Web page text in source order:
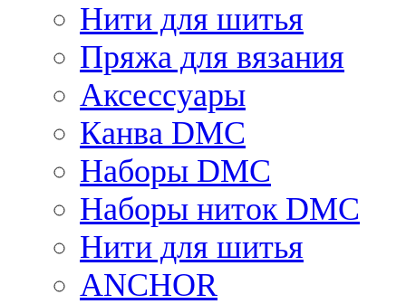
Нити для шитья
Пряжа для вязания
Аксессуары
Канва DMC
Наборы DMC
Наборы ниток DMC
Нити для шитья
ANCHOR